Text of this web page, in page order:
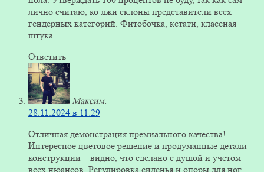
лично считаю, ко лжи склоны представители всех
гендерных категорий. Фитобочка, кстати, классная
штука.
Ответить
Максим:
28.11.2024 в 11:29
Отличная демонстрация премиального качества!
Интересное цветовое решение и продуманные детали
конструкции – видно, что сделано с душой и учетом
всех нюансов. Регулировка сиденья и опоры для ног –